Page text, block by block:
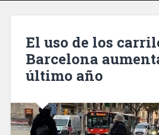
El uso de los
Barcelona
último año